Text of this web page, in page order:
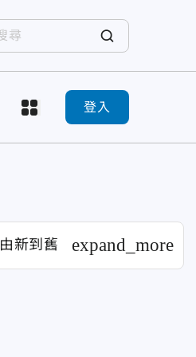
登入
由新到舊 expand_more